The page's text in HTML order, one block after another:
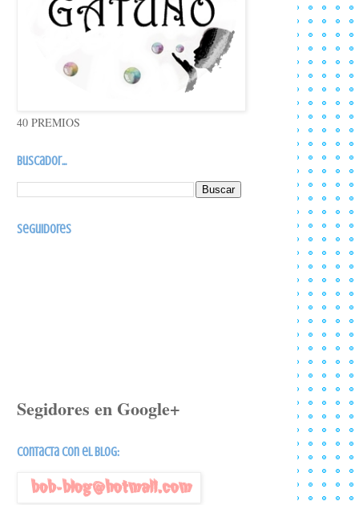
40 PREMIOS
Buscador...
Seguidores
Segidores en Google+
Contacta con el blog: